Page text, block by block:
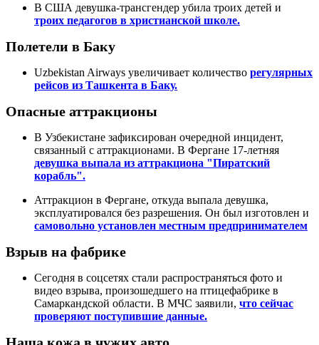
В США девушка-трансгендер убила троих детей и
троих педагогов в христианской школе.
Полетели в Баку
Uzbekistan Airways увеличивает количество регулярных
рейсов из Ташкента в Баку.
Опасные аттракционы
В Узбекистане зафиксирован очередной инцидент,
связанный с аттракционами. В Фергане 17-летняя
девушка выпала из аттракциона "Пиратский
корабль".
Аттракцион в Фергане, откуда выпала девушка,
эксплуатировался без разрешения. Он был изготовлен и
самовольно установлен местным предпринимателем
Взрыв на фабрике
Сегодня в соцсетях стали распространяться фото и
видео взрыва, произошедшего на птицефабрике в
Самаркандской области. В МЧС заявили, что сейчас
проверяют поступившие данные.